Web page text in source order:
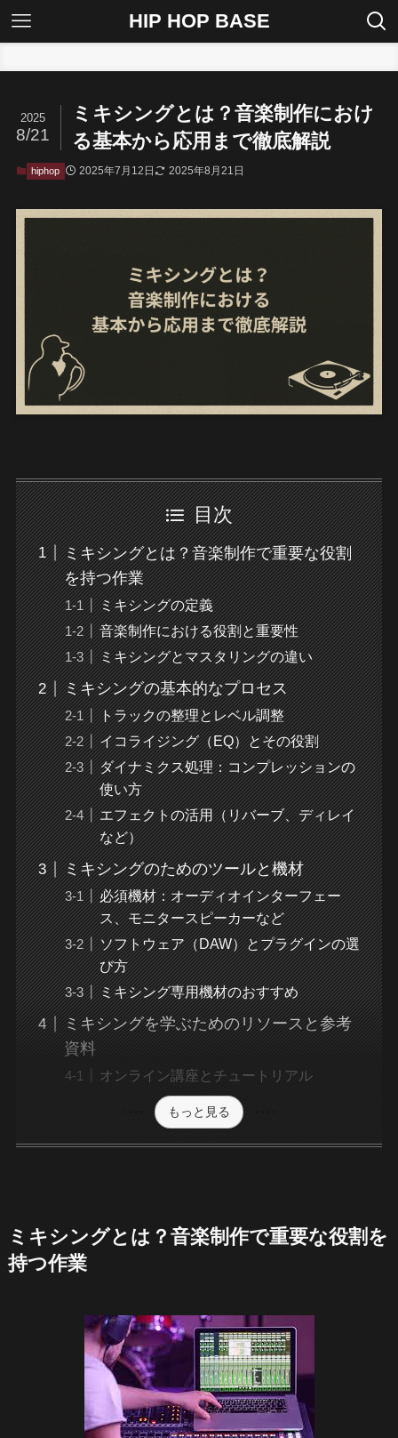
HIP HOP BASE
ミキシングとは？音楽制作におけ
る基本から応用まで徹底解説
2025
8/21
hiphop 2025年7月12日 2025年8月21日
目次
ミキシングとは？音楽制作で重要な役割
を持つ作業
ミキシングの定義
音楽制作における役割と重要性
ミキシングとマスタリングの違い
ミキシングの基本的なプロセス
トラックの整理とレベル調整
イコライジング（EQ）とその役割
ダイナミクス処理：コンプレッションの
使い方
エフェクトの活用（リバーブ、ディレイ
など）
ミキシングのためのツールと機材
必須機材：オーディオインターフェー
ス、モニタースピーカーなど
ソフトウェア（DAW）とプラグインの選
び方
ミキシング専用機材のおすすめ
ミキシングを学ぶためのリソースと参考
資料
オンライン講座とチュートリアル
もっと見る
ミキシングとは？音楽制作で重要な役割を
持つ作業